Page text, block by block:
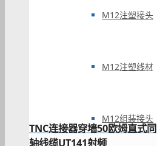
M12注塑接头
M12注塑线材
M12组装接头
TNC连接器穿墙50欧姆直式同
轴线缆UT141射频